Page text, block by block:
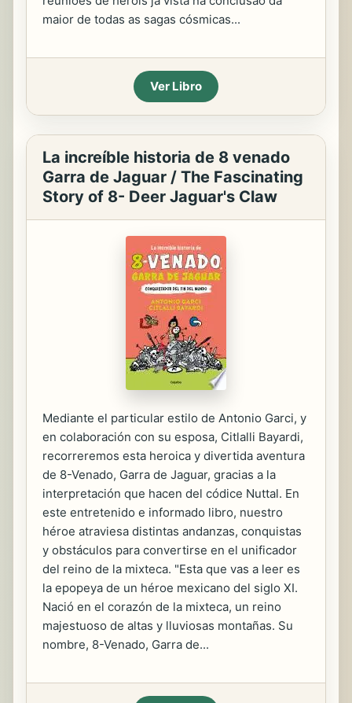
maior de todas as sagas cósmicas...
Ver Libro
La increíble historia de 8 venado
Garra de Jaguar / The Fascinating
Story of 8- Deer Jaguar's Claw
Mediante el particular estilo de Antonio Garci, y
en colaboración con su esposa, Citlalli Bayardi,
recorreremos esta heroica y divertida aventura
de 8-Venado, Garra de Jaguar, gracias a la
interpretación que hacen del códice Nuttal. En
este entretenido e informado libro, nuestro
héroe atraviesa distintas andanzas, conquistas
y obstáculos para convertirse en el unificador
del reino de la mixteca. "Esta que vas a leer es
la epopeya de un héroe mexicano del siglo XI.
Nació en el corazón de la mixteca, un reino
majestuoso de altas y lluviosas montañas. Su
nombre, 8-Venado, Garra de...